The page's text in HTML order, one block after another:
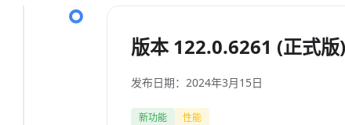
版本 122.0.6261 (正式版)
发布日期：2024年3月15日
新功能 性能